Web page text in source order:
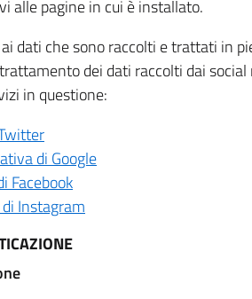
alle pagine in cui è installato.
dati che sono raccolti e trattati in
dei dati raccolti dai
in questione:
di Google
Facebook
Instagram